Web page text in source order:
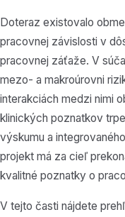
Doteraz existovalo
pracovnej závislosti v
pracovnej záťaže. V
mezo- a makroúrovni
interakciách medzi nimi
klinických poznatkov
výskumu a
projekt má za cieľ
kvalitné poznatky o
V tejto časti nájdete